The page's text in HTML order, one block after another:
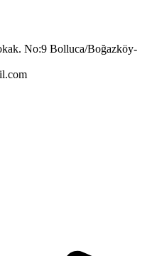
No:9 Bolluca/Boğazköy-